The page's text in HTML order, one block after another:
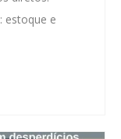
estoque e